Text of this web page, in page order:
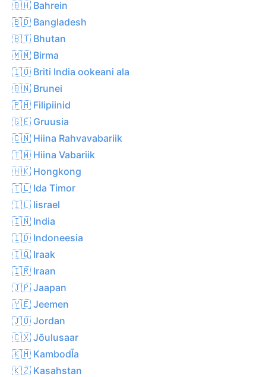
🇧🇭 Bahrein
🇧🇩 Bangladesh
🇧🇹 Bhutan
🇲🇲 Birma
🇮🇴 Briti India ookeani ala
🇧🇳 Brunei
🇵🇭 Filipiinid
🇬🇪 Gruusia
🇨🇳 Hiina Rahvavabariik
🇹🇼 Hiina Vabariik
🇭🇰 Hongkong
🇹🇱 Ida Timor
🇮🇱 Iisrael
🇮🇳 India
🇮🇩 Indoneesia
🇮🇶 Iraak
🇮🇷 Iraan
🇯🇵 Jaapan
🇾🇪 Jeemen
🇯🇴 Jordan
🇨🇽 Jõulusaar
🇰🇭 KambodĪa
🇰🇿 Kasahstan